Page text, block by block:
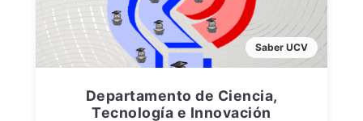
Saber UCV
Departamento de Ciencia,
Tecnología e Innovación